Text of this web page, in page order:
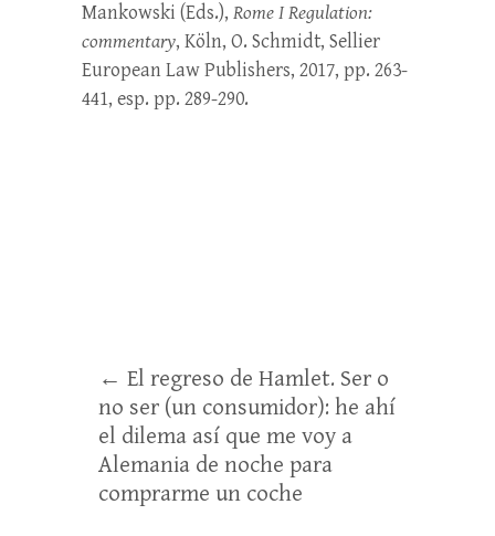
Mankowski (Eds.), Rome I Regulation:
commentary, Köln, O. Schmidt, Sellier
European Law Publishers, 2017, pp. 263-
441, esp. pp. 289-290.
← El regreso de Hamlet. Ser o
no ser (un consumidor): he ahí
el dilema así que me voy a
Alemania de noche para
comprarme un coche